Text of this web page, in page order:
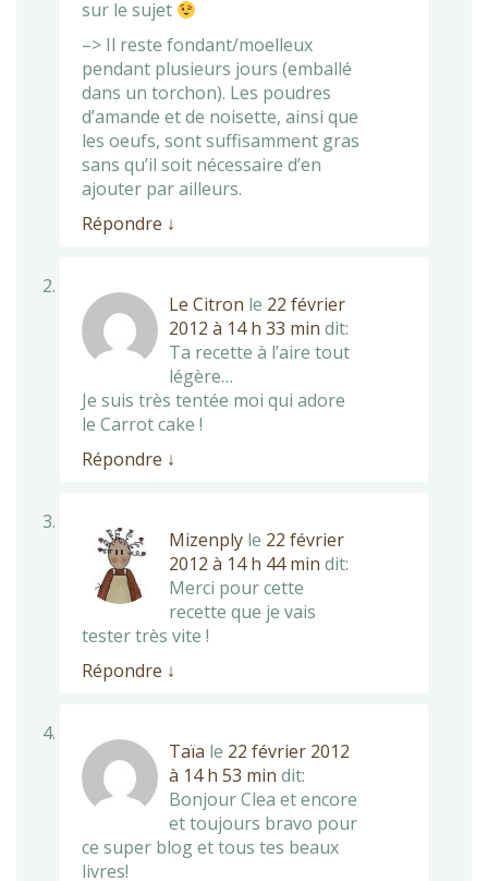
sur le sujet
–> Il reste fondant/moelleux
pendant plusieurs jours (emballé
dans un torchon). Les poudres
d’amande et de noisette, ainsi que
les oeufs, sont suffisamment gras
sans qu’il soit nécessaire d’en
ajouter par ailleurs.
Répondre ↓
Le Citron le 22 février
2012 à 14 h 33 min dit:
Ta recette à l’aire tout
légère…
Je suis très tentée moi qui adore
le Carrot cake !
Répondre ↓
Mizenply le 22 février
2012 à 14 h 44 min dit:
Merci pour cette
recette que je vais
tester très vite !
Répondre ↓
Taïa le 22 février 2012
à 14 h 53 min dit:
Bonjour Clea et encore
et toujours bravo pour
ce super blog et tous tes beaux
livres!